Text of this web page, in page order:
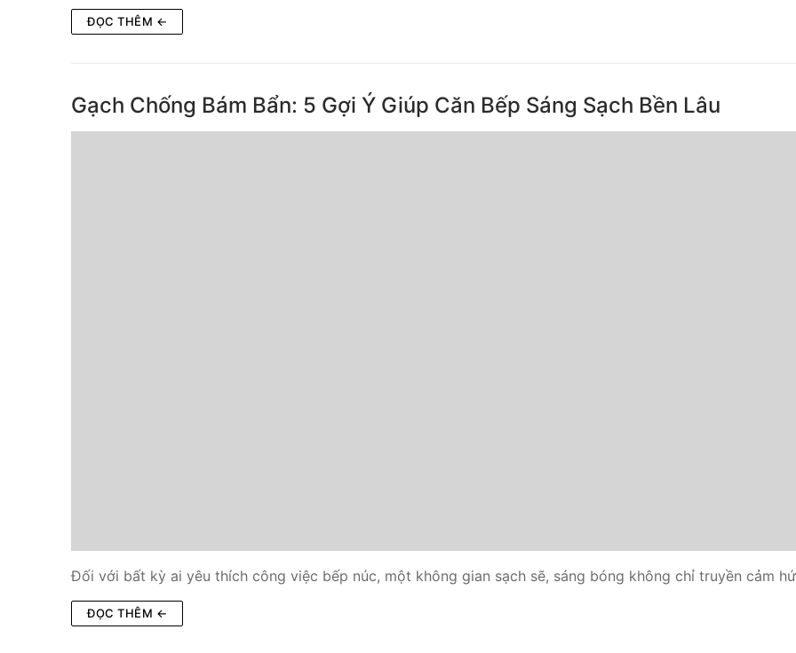
ĐỌC THÊM ←
Gạch Chống Bám Bẩn: 5 Gợi Ý Giúp Căn Bếp Sáng Sạch Bền Lâu
Đối với bất kỳ ai yêu thích công việc bếp núc, một không gian sạch sẽ, sáng bóng không chỉ truyền cảm
ĐỌC THÊM ←